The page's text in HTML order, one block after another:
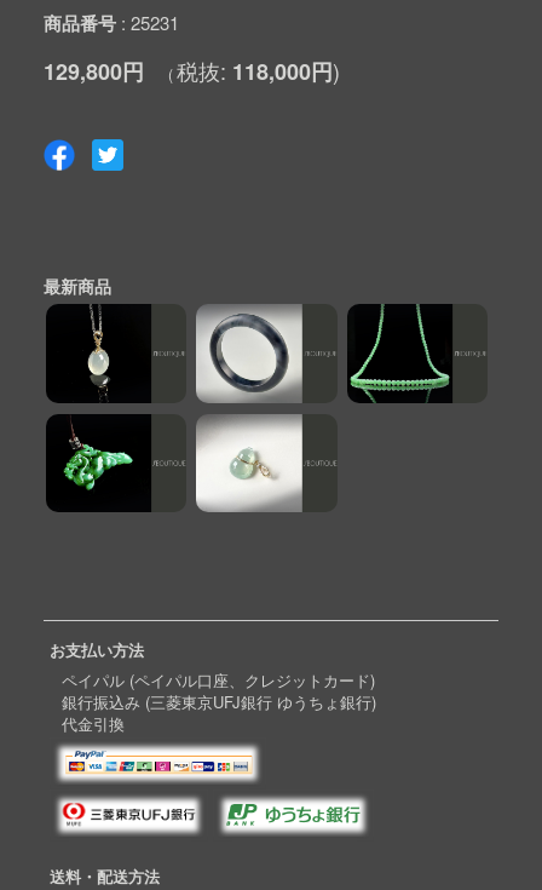
商品番号 25231
129,800円 118,000円
最新商品
お支払い方法
ペイパル (ペイパル口座、クレジットカード)
銀行振込み (三菱東京UFJ銀行 ゆうちょ銀行)
代金引換
送料・配送方法